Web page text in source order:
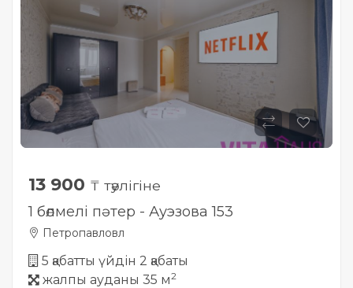
13 900 ₸ тәулігіне
1 бөлмелі пәтер - Ауэзова 153
Петропавловл
5 қабатты үйдін 2 қабаты
жалпы ауданы 35 м2